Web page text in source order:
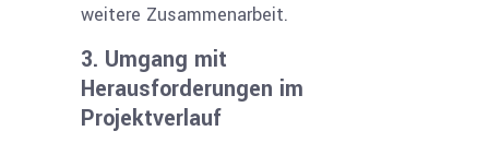
weitere Zusammenarbeit.
3. Umgang mit
Herausforderungen im
Projektverlauf